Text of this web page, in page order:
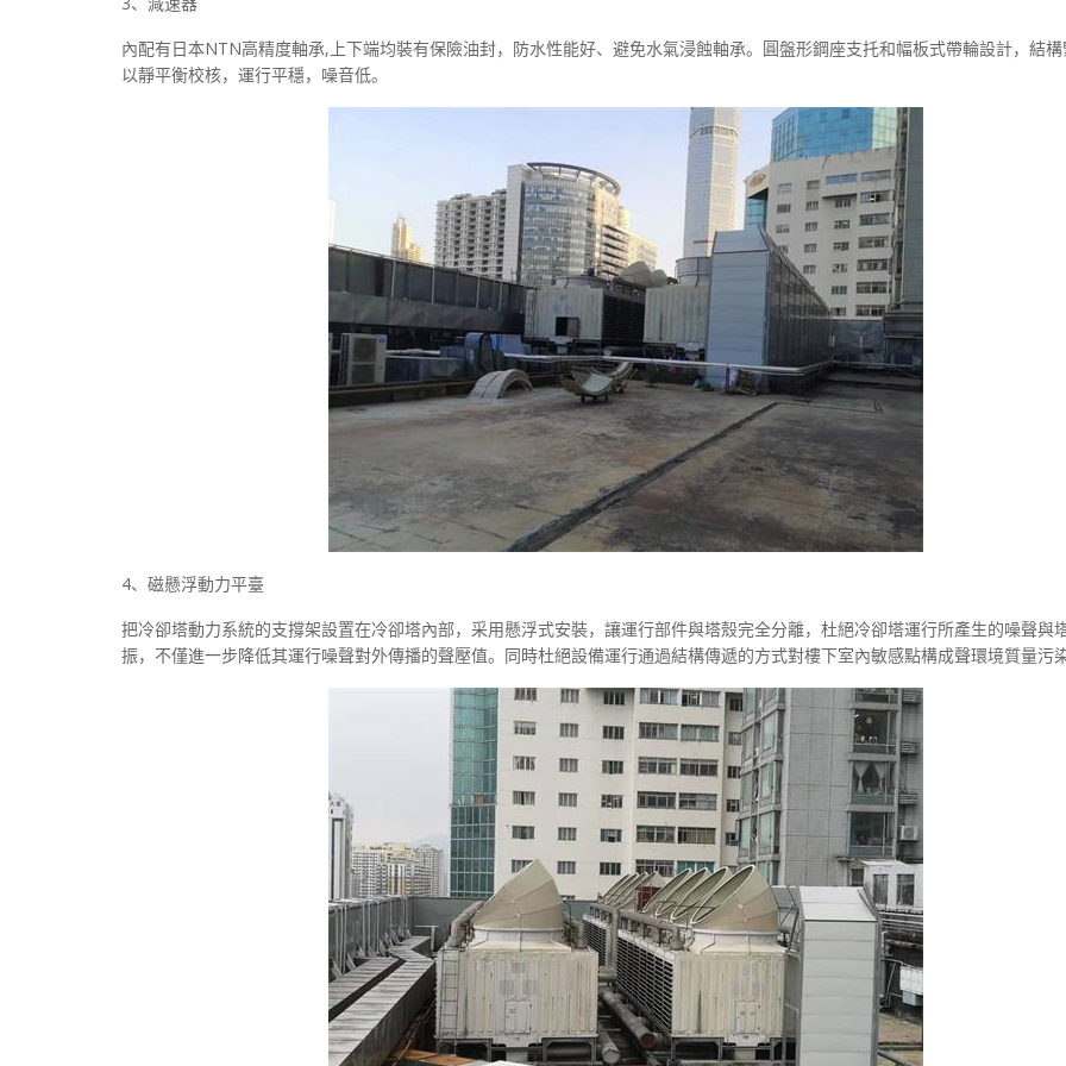
內配有日本NTN高精度軸承,上下端均裝有保險油封，防水性能好、避免水氣浸蝕軸承。圓盤形鋼座支托和幅板式帶輪設計，結
以靜平衡校核，運行平穩，噪音低。
4、磁懸浮動力平臺
把冷卻塔動力系統的支撐架設置在冷卻塔內部，采用懸浮式安裝，讓運行部件與塔殼完全分離，杜絕冷卻塔運行所產生的噪聲與
振，不僅進一步降低其運行噪聲對外傳播的聲壓值。同時杜絕設備運行通過結構傳遞的方式對樓下室內敏感點構成聲環境質量污